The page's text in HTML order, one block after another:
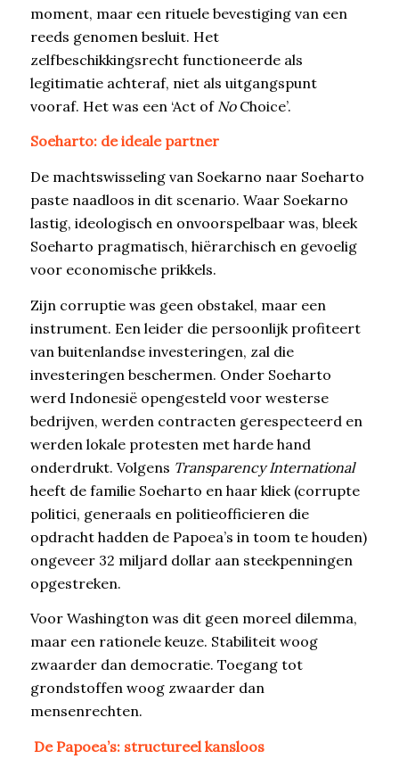
moment, maar een rituele bevestiging van een
reeds genomen besluit. Het
zelfbeschikkingsrecht functioneerde als
legitimatie achteraf, niet als uitgangspunt
vooraf. Het was een ‘Act of NoChoice’.
Soeharto: de ideale partner
De machtswisseling van Soekarno naar Soeharto
paste naadloos in dit scenario. Waar Soekarno
lastig, ideologisch en onvoorspelbaar was, bleek
Soeharto pragmatisch, hiërarchisch en gevoelig
voor economische prikkels.
Zijn corruptie was geen obstakel, maar een
instrument. Een leider die persoonlijk profiteert
van buitenlandse investeringen, zal die
investeringen beschermen. Onder Soeharto
werd Indonesië opengesteld voor westerse
bedrijven, werden contracten gerespecteerd en
werden lokale protesten met harde hand
onderdrukt. Volgens Transparency International
heeft de familie Soeharto en haar kliek (corrupte
politici, generaals en politieofficieren die
opdracht hadden de Papoea’s in toom te houden)
ongeveer 32 miljard dollar aan steekpenningen
opgestreken.
Voor Washington was dit geen moreel dilemma,
maar een rationele keuze. Stabiliteit woog
zwaarder dan democratie. Toegang tot
grondstoffen woog zwaarder dan
mensenrechten.
De Papoea’s: structureel kansloos